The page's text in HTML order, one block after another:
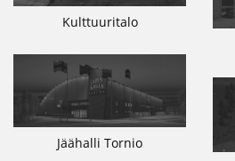
Kulttuuritalo
Jäähalli Tornio